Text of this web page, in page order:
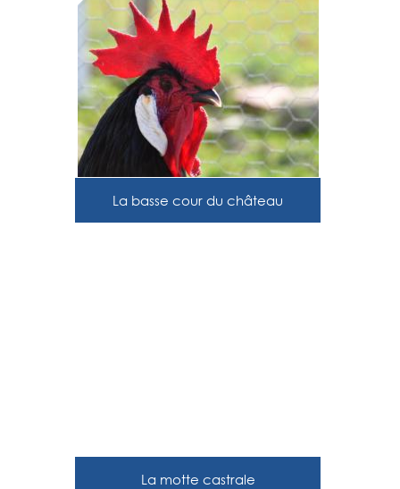
La basse cour du château
La motte castrale